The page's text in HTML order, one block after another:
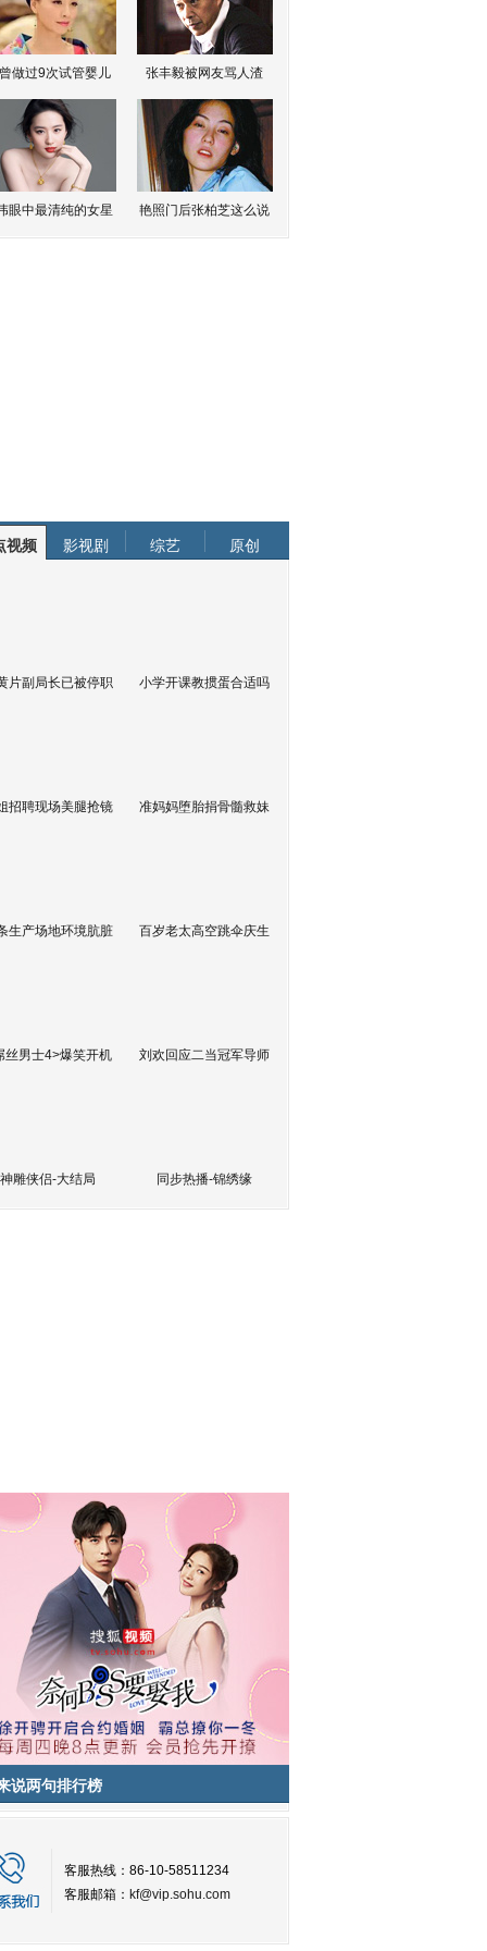
做过9次试管婴儿 张丰毅被网友骂人渣
眼中最清纯的女星 艳照门后张柏芝这么说
视频 影视剧 综艺 原创
片副局长已被停职 小学开课教掼蛋合适吗
招聘现场美腿抢镜 准妈妈堕胎捐骨髓救妹
生产场地环境肮脏 百岁老太高空跳伞庆生
丝男士4>爆笑开机 刘欢回应二当冠军导师
神雕侠侣-大结局 同步热播-锦绣缘
说两句排行榜
客服热线：86-10-58511234
客服邮箱： kf@vip.sohu.com